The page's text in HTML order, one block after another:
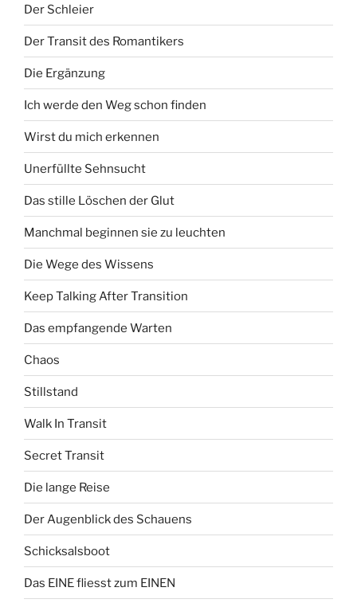
Der Schleier
Der Transit des Romantikers
Die Ergänzung
Ich werde den Weg schon finden
Wirst du mich erkennen
Unerfüllte Sehnsucht
Das stille Löschen der Glut
Manchmal beginnen sie zu leuchten
Die Wege des Wissens
Keep Talking After Transition
Das empfangende Warten
Chaos
Stillstand
Walk In Transit
Secret Transit
Die lange Reise
Der Augenblick des Schauens
Schicksalsboot
Das EINE fliesst zum EINEN